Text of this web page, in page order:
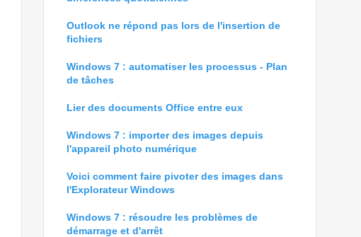
Outlook ne répond pas lors de l'insertion de
fichiers
Windows 7 : automatiser les processus - Plan
de tâches
Lier des documents Office entre eux
Windows 7 : importer des images depuis
l'appareil photo numérique
Voici comment faire pivoter des images dans
l'Explorateur Windows
Windows 7 : résoudre les problèmes de
démarrage et d'arrêt